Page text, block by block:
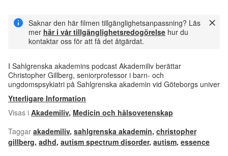
Saknar den här filmen tillgänglighetsanpassning? Läs
mer här i vår tillgänglighetsredogörelse hur du
kontaktar oss för att få det åtgärdat.
I Sahlgrenska akademins podcast Akademiliv berättar
Christopher Gillberg, seniorprofessor i barn- och
ungdomspsykiatri på Sahlgrenska akademin vid Göteborgs univer
Ytterligare Information
Visas i Akademiliv, Medicin och hälsovetenskap
Taggar akademiliv, sahlgrenska akademin, christopher
gillberg, adhd, autism spectrum disorder, autism, essence